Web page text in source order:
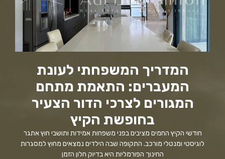
המדריך המשפחתי לעונת
המעברים: התאמת מתחם
המגורים לצרכי הדור הצעיר
בחופשת הקיץ
חודשי הקיץ החמים מציבים בפני משפחות אמידות ותושבי חוץ אתגר
לוגיסטי ומנטלי מורכב. התקופה שבה הילדים נמצאים מחוץ למסגרות
החינוך הפורמליות היא בדיוק חלון הזמן